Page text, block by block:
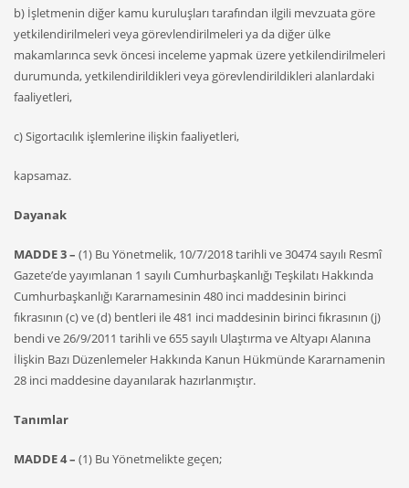
b) İşletmenin diğer kamu kuruluşları tarafından ilgili mevzuata göre
yetkilendirilmeleri veya görevlendirilmeleri ya da diğer ülke
makamlarınca sevk öncesi inceleme yapmak üzere yetkilendirilmeleri
durumunda, yetkilendirildikleri veya görevlendirildikleri alanlardaki
faaliyetleri,
c) Sigortacılık işlemlerine ilişkin faaliyetleri,
kapsamaz.
Dayanak
MADDE 3 – (1) Bu Yönetmelik, 10/7/2018 tarihli ve 30474 sayılı Resmî
Gazete’de yayımlanan 1 sayılı Cumhurbaşkanlığı Teşkilatı Hakkında
Cumhurbaşkanlığı Kararnamesinin 480 inci maddesinin birinci
fıkrasının (c) ve (d) bentleri ile 481 inci maddesinin birinci fıkrasının (j)
bendi ve 26/9/2011 tarihli ve 655 sayılı Ulaştırma ve Altyapı Alanına
İlişkin Bazı Düzenlemeler Hakkında Kanun Hükmünde Kararnamenin
28 inci maddesine dayanılarak hazırlanmıştır.
Tanımlar
MADDE 4 – (1) Bu Yönetmelikte geçen;